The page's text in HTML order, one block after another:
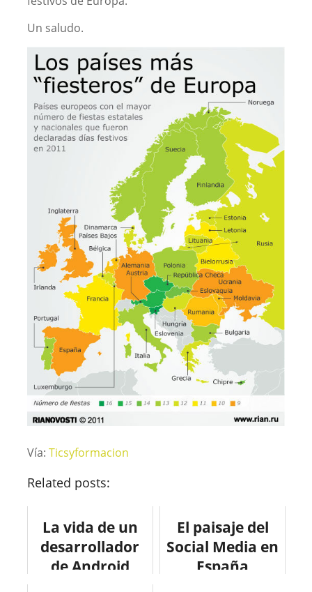
Un saludo.
Vía: Ticsyformacion
Related posts:
La vida de un
desarrollador
de Android
El paisaje del
Social Media en
España